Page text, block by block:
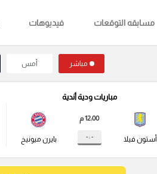
مسابقه التوقعات فيديوهات
مباشر أمس
مباريات ودية أندية
أستون فيلا
12:00 م
- : - بايرن ميونيخ